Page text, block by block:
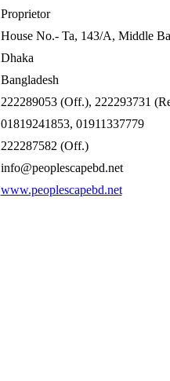
Proprietor
House No.- Ta, 143/A, Middle
Dhaka
Bangladesh
222289053 (Off.), 222293731
01819241853, 01911337779
222287582 (Off.)
info@peoplescapebd.net
www.peoplescapebd.net